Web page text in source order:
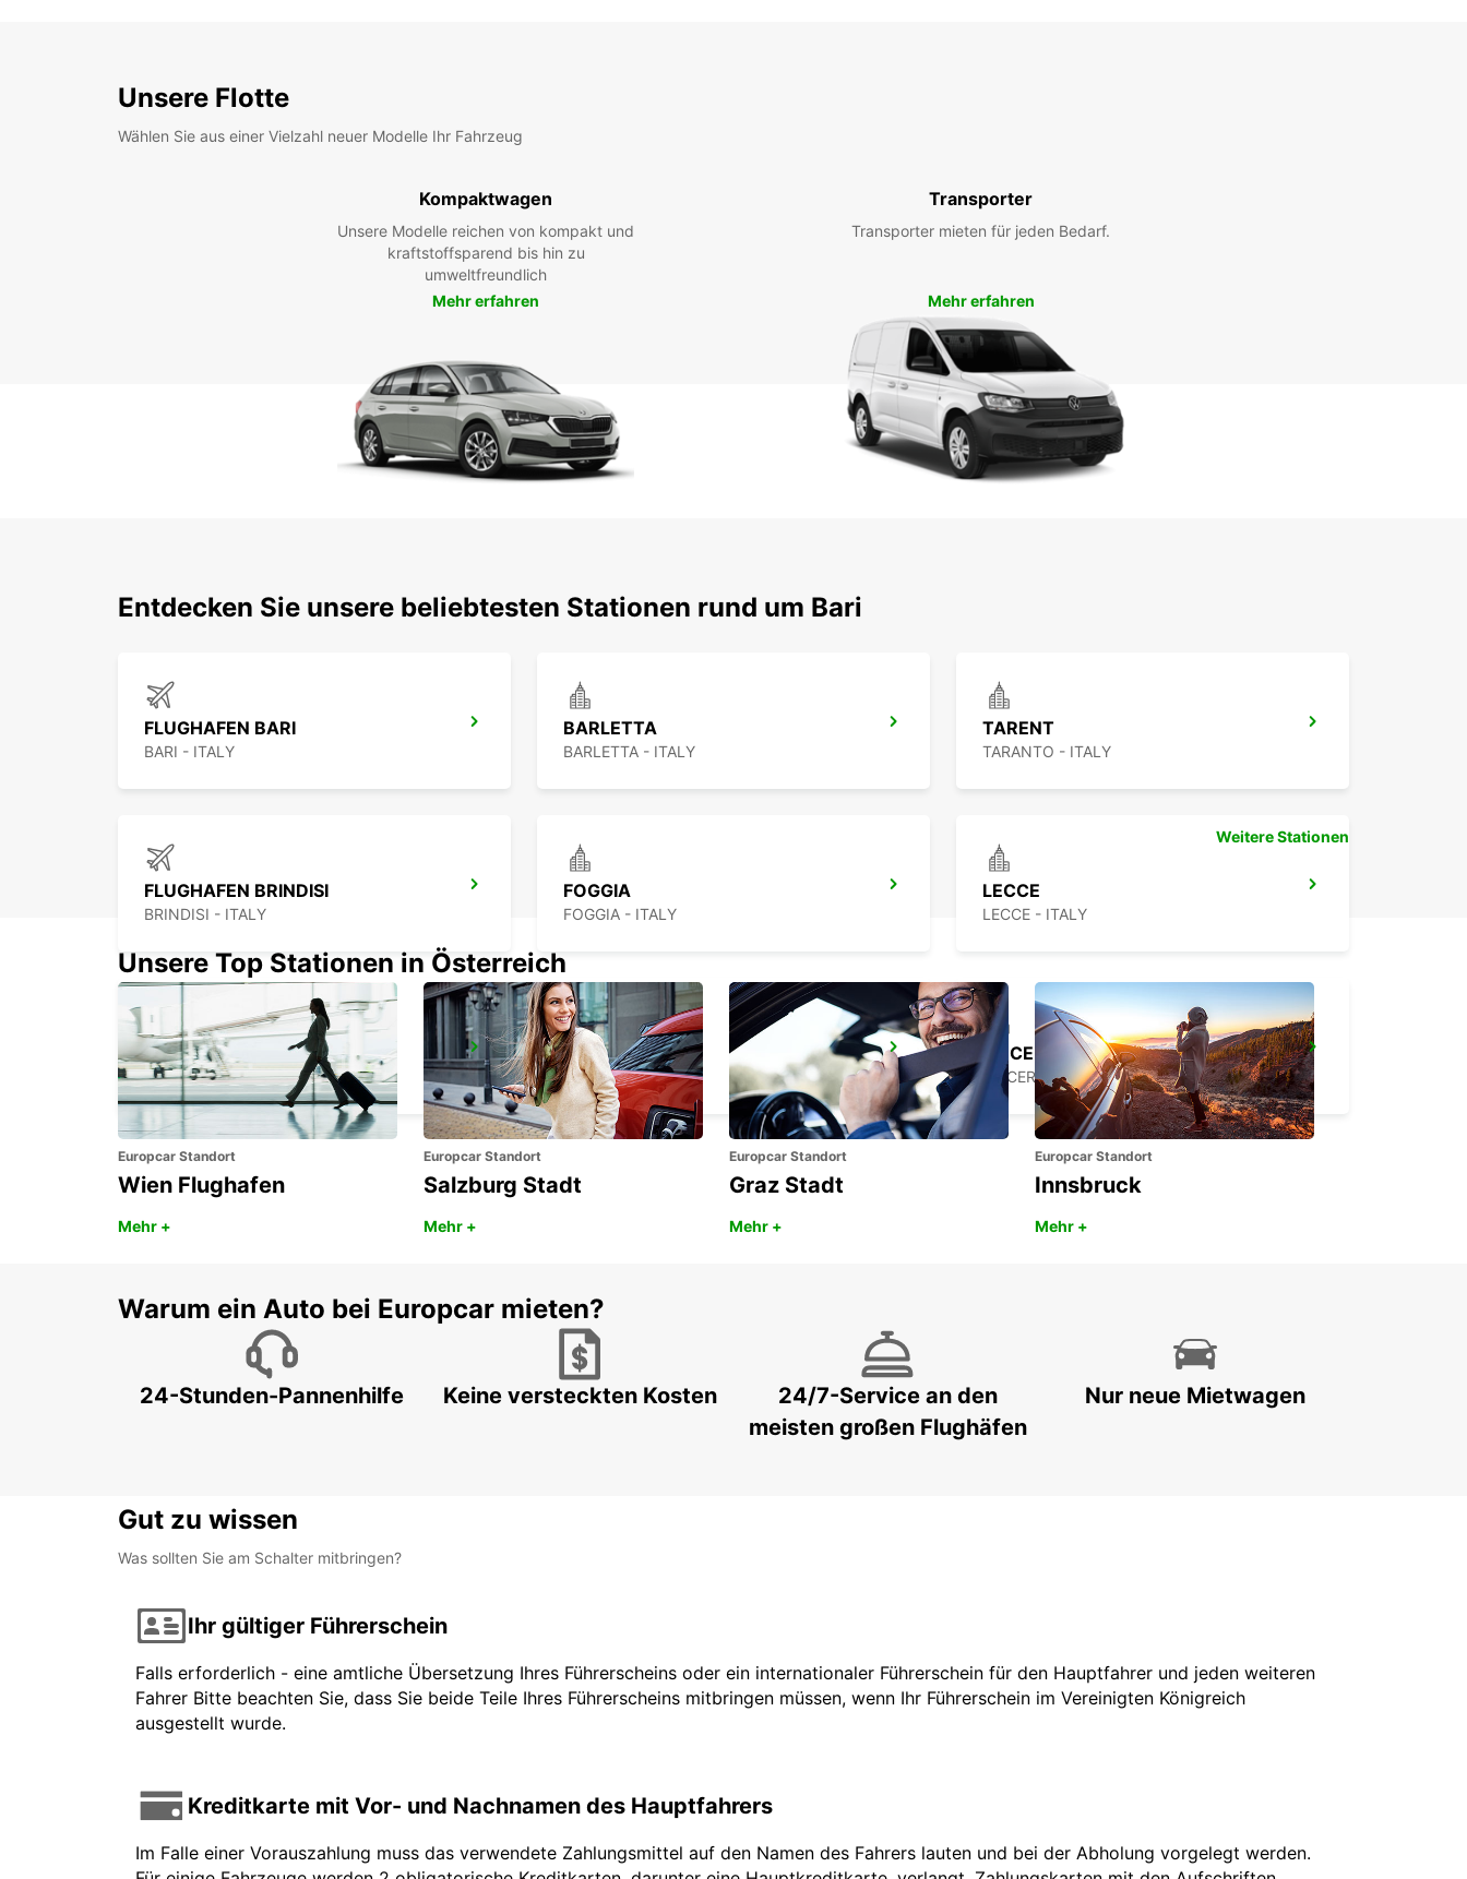
Unsere Flotte
Wählen Sie aus einer Vielzahl neuer Modelle Ihr Fahrzeug
Kompaktwagen
Unsere Modelle reichen von kompakt und
kraftstoffsparend bis hin zu
umweltfreundlich
Mehr erfahren
Transporter
Transporter mieten für jeden Bedarf.
Mehr erfahren
Entdecken Sie unsere beliebtesten Stationen rund um Bari
FLUGHAFEN BARI
BARI - ITALY
BARLETTA
BARLETTA - ITALY
TARENT
TARANTO - ITALY
FLUGHAFEN BRINDISI
BRINDISI - ITALY
FOGGIA
FOGGIA - ITALY
LECCE
LECCE - ITALY
AVELLINO
AVELLINO - ITALY
SALERNO
SALERNO - ITALY
NOCERA INFERIORE
NOCERA INFERIORE - ITALY
Weitere Stationen
Unsere Top Stationen in Österreich
Europcar Standort
Wien Flughafen
Mehr +
Europcar Standort
Salzburg Stadt
Mehr +
Europcar Standort
Graz Stadt
Mehr +
Europcar Standort
Innsbruck
Mehr +
Warum ein Auto bei Europcar mieten?
24-Stunden-Pannenhilfe Keine versteckten Kosten
24/7-Service an den
meisten großen Flughäfen
Nur neue Mietwagen
Gut zu wissen
Was sollten Sie am Schalter mitbringen?
Ihr gültiger Führerschein
Falls erforderlich - eine amtliche Übersetzung Ihres Führerscheins oder ein internationaler Führerschein für den Hauptfahrer und jeden weiteren
Fahrer Bitte beachten Sie, dass Sie beide Teile Ihres Führerscheins mitbringen müssen, wenn Ihr Führerschein im Vereinigten Königreich
ausgestellt wurde.
Kreditkarte mit Vor- und Nachnamen des Hauptfahrers
Im Falle einer Vorauszahlung muss das verwendete Zahlungsmittel auf den Namen des Fahrers lauten und bei der Abholung vorgelegt werden.